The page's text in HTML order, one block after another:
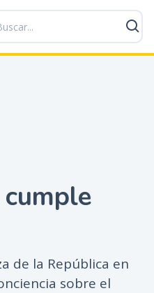
de la República en
sobre el